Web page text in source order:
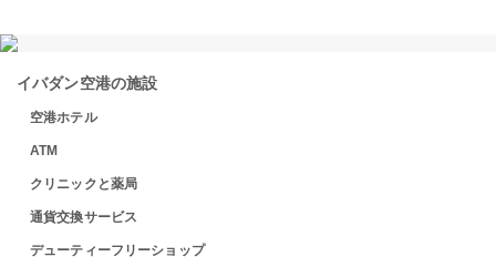
イバダン空港の施設
空港ホテル
ATM
クリニックと薬局
通貨交換サービス
デューティーフリーショップ